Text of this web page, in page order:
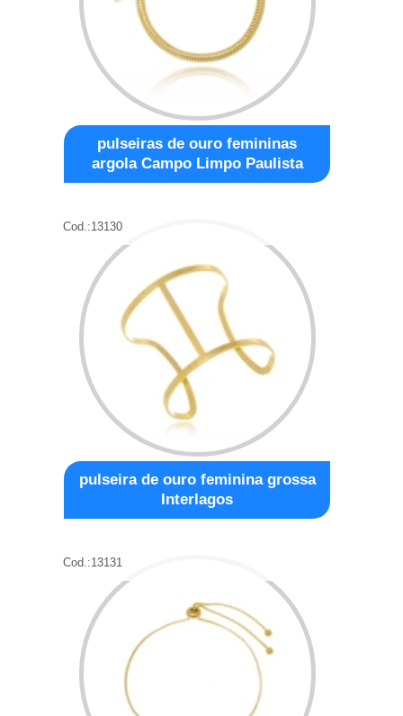
pulseiras de ouro femininas
argola Campo Limpo Paulista
Cod.:13130
pulseira de ouro feminina grossa
Interlagos
Cod.:13131